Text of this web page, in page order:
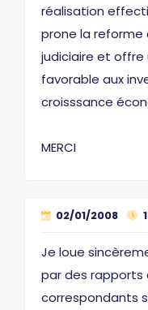
réalisation
prone la reforme
judiciaire et
favorable aux
croisssance
MERCI
02/01/2008
Je loue
par des rapports
correspondants